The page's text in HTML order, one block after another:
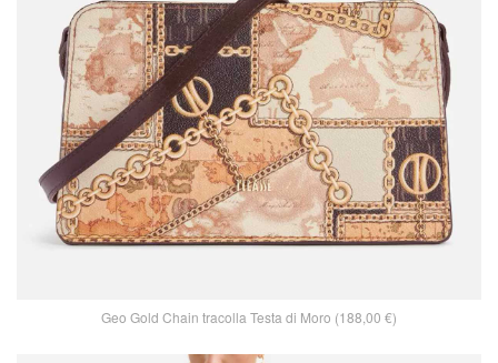
Geo Gold Chain tracolla Testa di Moro (188,00 €)